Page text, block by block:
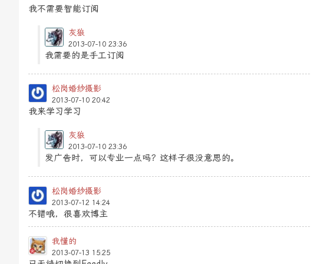
我不需要智能订阅
灰狼
2013-07-10 23:36
我需要的是手工订阅
松岗婚纱摄影
2013-07-10 20:42
我来学习学习
灰狼
2013-07-10 23:36
发广告时，可以专业一点吗？这样子很没意思的。
松岗婚纱摄影
2013-07-12 14:24
不错哦，很喜欢博主
我懂的
2013-07-13 15:25